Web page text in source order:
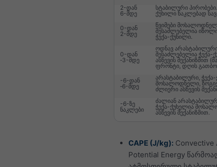
2-დან
6-მდე
სტაბილური
ქუხილი ნაკლებად
0-დან
2-მდე
წვიმები
შესაძლებელია
ჭექა-ქუხილი.
0-დან
‑3-მდე
ოდნავ
შესაძლებელია ჭექა-
ასწევის მექანიზმით
ფრონტი, დღის
-6-დან
‑6-მდე
არასტაბილური,
მოსალოდნელი,
ძლიერი ასწევის
-6-ზე
ნაკლები
ძალიან
ჭექა-ქუხელია
ასწევის მექანიზმით.
CAPE (J/kg): Convective
Potential Energy